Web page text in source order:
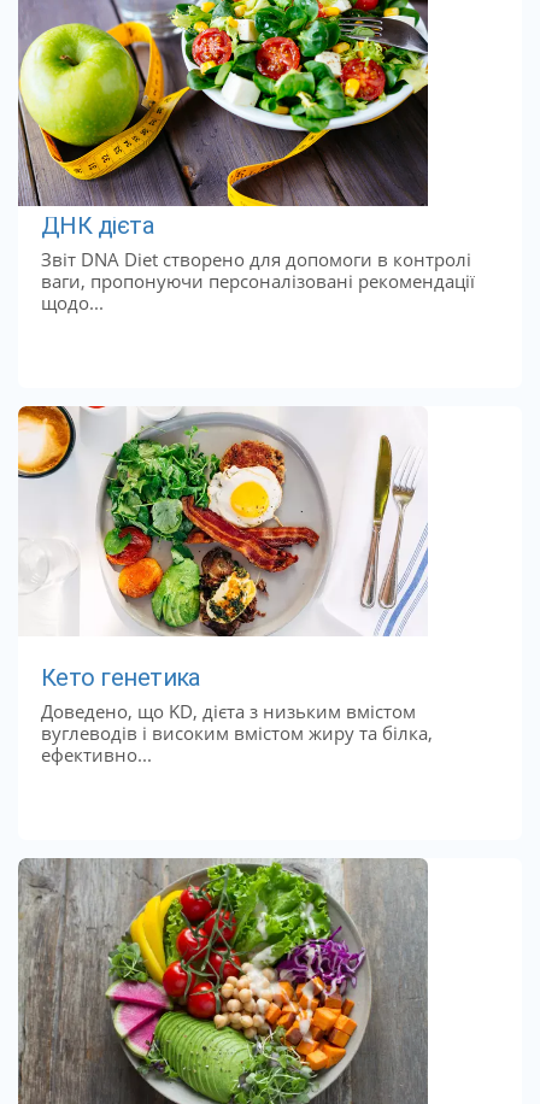
ДНК дієта
Звіт DNA Diet створено для допомоги в контролі
ваги, пропонуючи персоналізовані рекомендації
щодо...
Кето генетика
Доведено, що KD, дієта з низьким вмістом
вуглеводів і високим вмістом жиру та білка,
ефективно...